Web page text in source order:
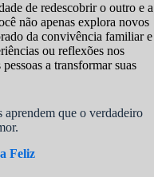
de redescobrir o outro e a
não apenas explora novos
da convivência familiar e
ou reflexões nos
a transformar suas
que o verdadeiro
Feliz